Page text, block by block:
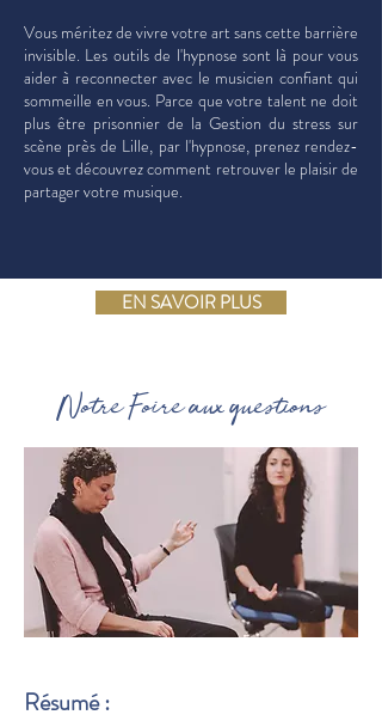
Vous méritez de vivre votre art sans cette barrière
invisible. Les outils de l'hypnose sont là pour vous
aider à reconnecter avec le musicien confiant qui
sommeille en vous. Parce que votre talent ne doit
plus être prisonnier de la Gestion du stress sur
scène près de Lille, par l'hypnose, prenez rendez-
vous et découvrez comment retrouver le plaisir de
partager votre musique.
EN SAVOIR PLUS
Notre Foire aux questions
Résumé :